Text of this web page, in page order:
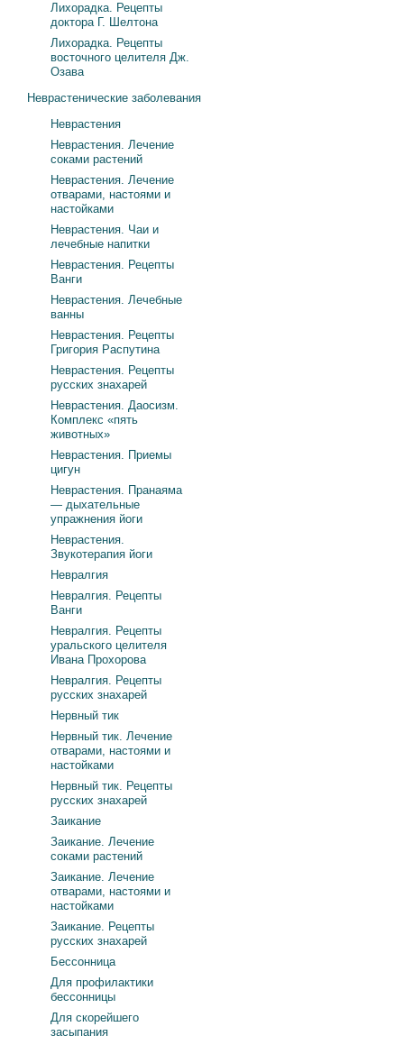
Лихорадка. Рецепты
доктора Г. Шелтона
Лихорадка. Рецепты
восточного целителя Дж.
Озава
Неврастенические заболевания
Неврастения
Неврастения. Лечение
соками растений
Неврастения. Лечение
отварами, настоями и
настойками
Неврастения. Чаи и
лечебные напитки
Неврастения. Рецепты
Ванги
Неврастения. Лечебные
ванны
Неврастения. Рецепты
Григория Распутина
Неврастения. Рецепты
русских знахарей
Неврастения. Даосизм.
Комплекс «пять
животных»
Неврастения. Приемы
цигун
Неврастения. Пранаяма
— дыхательные
упражнения йоги
Неврастения.
Звукотерапия йоги
Невралгия
Невралгия. Рецепты
Ванги
Невралгия. Рецепты
уральского целителя
Ивана Прохорова
Невралгия. Рецепты
русских знахарей
Нервный тик
Нервный тик. Лечение
отварами, настоями и
настойками
Нервный тик. Рецепты
русских знахарей
Заикание
Заикание. Лечение
соками растений
Заикание. Лечение
отварами, настоями и
настойками
Заикание. Рецепты
русских знахарей
Бессонница
Для профилактики
бессонницы
Для скорейшего
засыпания